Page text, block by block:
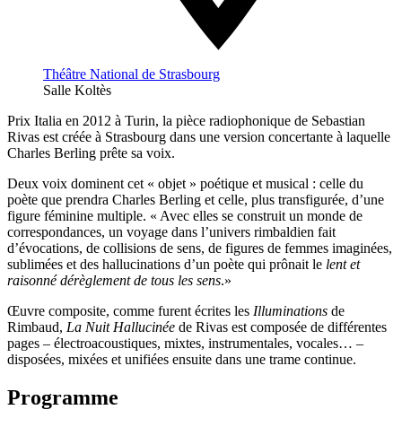
Théâtre National de Strasbourg
Salle Koltès
Prix Italia en 2012 à Turin, la pièce radiophonique de Sebastian
Rivas est créée à Strasbourg dans une version concertante à laquelle
Charles Berling prête sa voix.
Deux voix dominent cet « objet » poétique et musical : celle du
poète que prendra Charles Berling et celle, plus transfigurée, d’une
figure féminine multiple. « Avec elles se construit un monde de
correspondances, un voyage dans l’univers rimbaldien fait
d’évocations, de collisions de sens, de figures de femmes imaginées,
sublimées et des hallucinations d’un poète qui prônait le lent et
raisonné dérèglement de tous les sens.»
Œuvre composite, comme furent écrites les Illuminations de
Rimbaud, La Nuit Hallucinée de Rivas est composée de différentes
pages – électroacoustiques, mixtes, instrumentales, vocales… –
disposées, mixées et unifiées ensuite dans une trame continue.
Programme